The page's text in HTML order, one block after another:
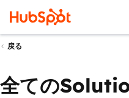
戻る
全ての